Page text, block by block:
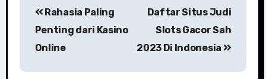
navigation
Rahasia Paling
Penting dari Kasino
Online
Daftar Situs Judi
Slots Gacor Sah
2023 Di Indonesia